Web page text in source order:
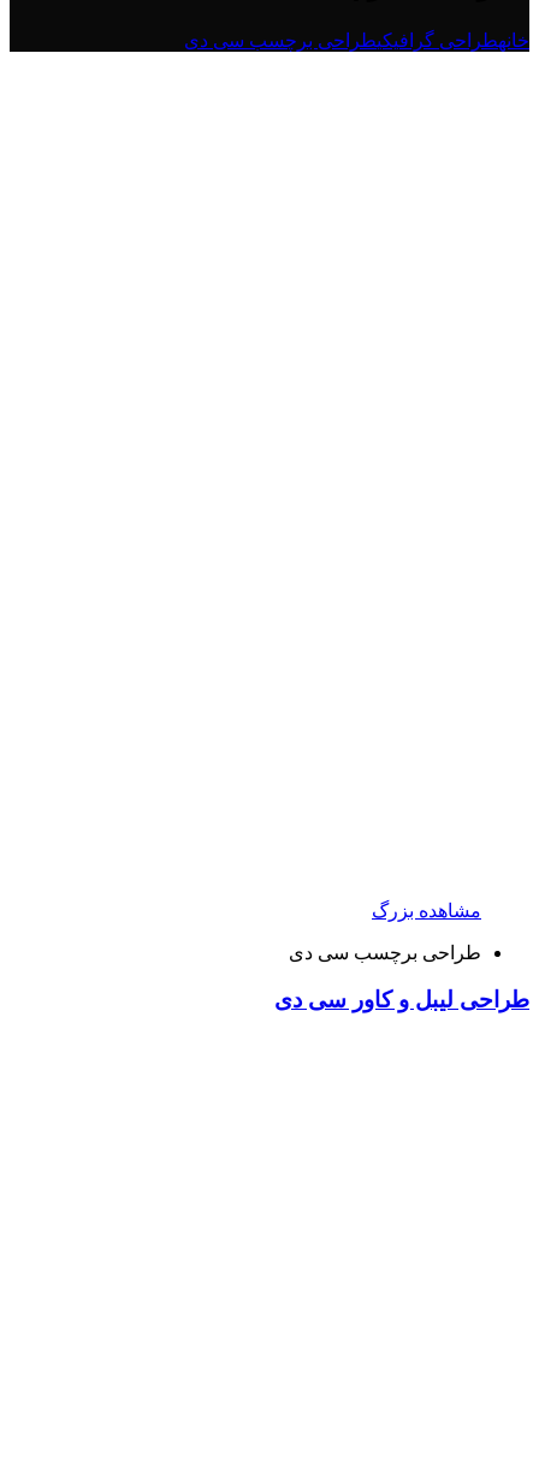
خانهطراحی گرافیکیطراحی برچسب سی دی
مشاهده بزرگ
طراحی برچسب سی دی
طراحی لیبل و کاور سی دی